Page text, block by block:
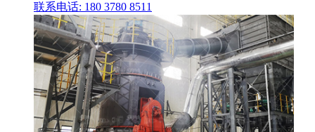
联系电话: 180 3780 8511